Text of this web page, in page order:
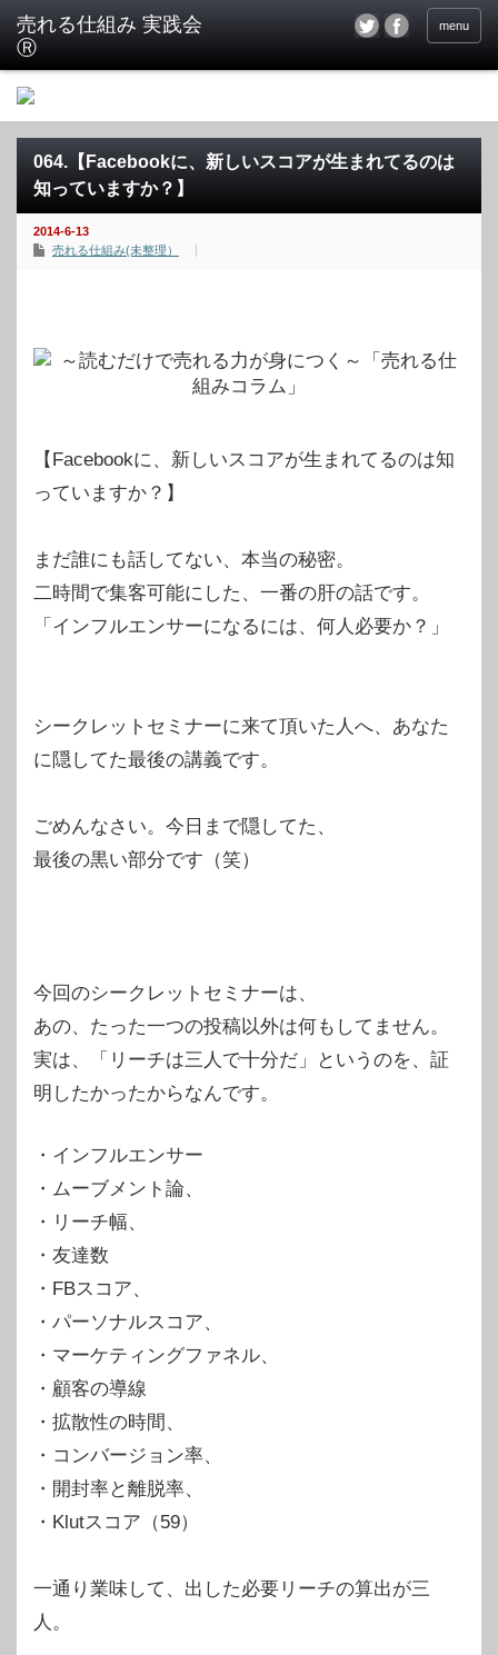
menu
064.【Facebookに、新しいスコアが生まれてるのは
知っていますか？】
2014-6-13
売れる仕組み(未整理）
【Facebookに、新しいスコアが生まれてるのは知
っていますか？】
まだ誰にも話してない、本当の秘密。
二時間で集客可能にした、一番の肝の話です。
「インフルエンサーになるには、何人必要か？」
シークレットセミナーに来て頂いた人へ、あなた
に隠してた最後の講義です。
ごめんなさい。今日まで隠してた、
最後の黒い部分です（笑）
今回のシークレットセミナーは、
あの、たった一つの投稿以外は何もしてません。
実は、「リーチは三人で十分だ」というのを、証
明したかったからなんです。
・インフルエンサー
・ムーブメント論、
・リーチ幅、
・友達数
・FBスコア、
・パーソナルスコア、
・マーケティングファネル、
・顧客の導線
・拡散性の時間、
・コンバージョン率、
・開封率と離脱率、
・Klutスコア（59）
一通り業味して、出した必要リーチの算出が三
人。